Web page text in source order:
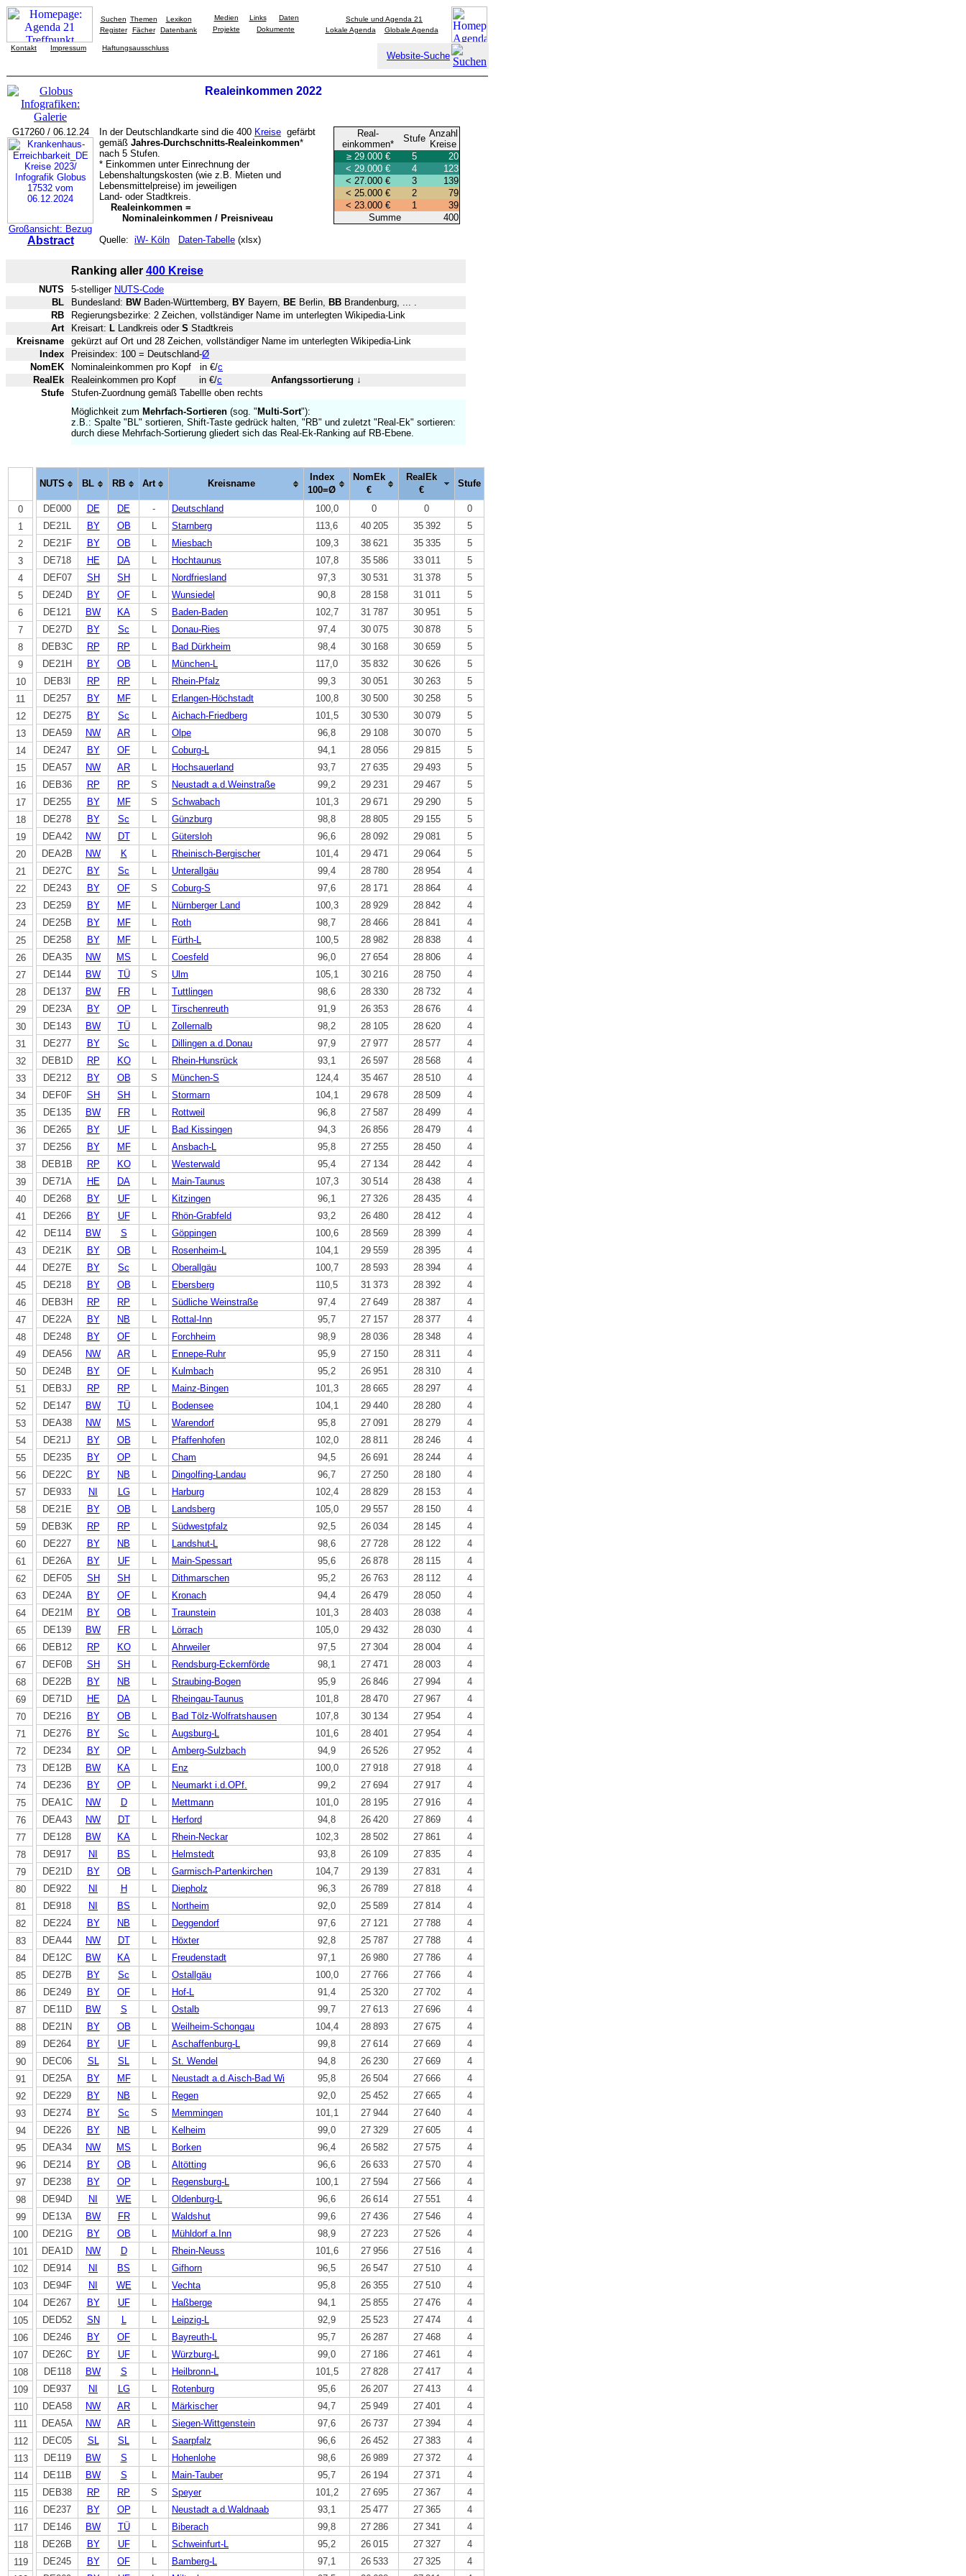
Suchen Themen
Lexikon
Register
Fächer Datenbank
Medien Links
Daten
Projekte
Dokumente
Schule und Agenda 21
Lokale Agenda
Globale Agenda
Kontakt Impressum Haftungsausschluss
Website-Suche
Realeinkommen 2022
G17260 / 06.12.24
Großansicht: Bezug
Abstract
In der Deutschlandkarte sind die 400 Kreise gefärbt
gemäß Jahres-Durchschnitts-Realeinkommen*
nach 5 Stufen.
* Einkommen unter Einrechnung der
Lebenshaltungskosten (wie z.B. Mieten und
Lebensmittelpreise) im jeweiligen
Land- oder Stadtkreis.
Realeinkommen =
Nominaleinkommen / Preisniveau
Quelle: iW- Köln Daten-Tabelle (xlsx)
Real-
einkommen*
Stufe Anzahl
Kreise
≥ 29.000 €
5
20
< 29.000 €
4
123
< 27.000 €
3
139
< 25.000 €
2
79
< 23.000 €
1
39
Summe
400
Ranking aller 400 Kreise
NUTS 5-stelliger NUTS-Code
BL
Bundesland: BWBaden-Württemberg, BY Bayern, BE Berlin, BB Brandenburg, ... .
RB
Regierungsbezirke: 2 Zeichen, vollständiger Name im unterlegten Wikipedia-Link
Art
Kreisart: L Landkreis oder S Stadtkreis
Kreisname
gekürzt auf Ort und 28 Zeichen, vollständiger Name im unterlegten Wikipedia-Link
Index
Preisindex: 100 = Deutschland-Ø
NomEK
Nominaleinkommen pro Kopf in €/c
RealEk
Realeinkommen pro Kopf in €/c Anfangssortierung ↓
Stufe
Stufen-Zuordnung gemäß Tabellle oben rechts
Möglichkeit zum Mehrfach-Sortieren (sog. " Multi-Sort"):
z.B.: Spalte "BL" sortieren, Shift-Taste gedrück halten, "RB" und zuletzt "Real-Ek" sortieren:
durch diese Mehrfach-Sortierung gliedert sich das Real-Ek-Ranking auf RB-Ebene.
0
1
2
3
4
5
6
7
8
9
10
11
12
13
14
15
16
17
18
19
20
21
22
23
24
25
26
27
28
29
30
31
32
33
34
35
36
37
38
39
40
41
42
43
44
45
46
47
48
49
50
51
52
53
54
55
56
57
58
59
60
61
62
63
64
65
66
67
68
69
70
71
72
73
74
75
76
77
78
79
80
81
82
83
84
85
86
87
88
89
90
91
92
93
94
95
96
97
98
99
100
101
102
103
104
105
106
107
108
109
110
111
112
113
114
115
116
117
118
119
DE000 DE DE - Deutschland 100,0 0 0 0
NUTS BL RB Art Kreisname
Index
100=Ø
NomEk
€
RealEk
€
Stufe
DE21L BY OB L Starnberg 113,6 40 205 35 392
5
DE21F
BY OB L Miesbach 109,3 38 621 35 335
5
DE718
HE DA L Hochtaunus 107,8 35 586 33 011
5
DEF07
SH SH L Nordfriesland 97,3 30 531 31 378
5
DE24D
BY OF L Wunsiedel 90,8 28 158 31 011
5
DE121
BW KA S Baden-Baden 102,7 31 787 30 951
5
DE27D
BY Sc L Donau-Ries 97,4 30 075 30 878
5
DEB3C
RP RP L Bad Dürkheim 98,4 30 168 30 659
5
DE21H
BY OB L München-L 117,0 35 832 30 626
5
DEB3I
RP RP L Rhein-Pfalz 99,3 30 051 30 263
5
DE257
BY MF L Erlangen-Höchstadt 100,8 30 500 30 258
5
DE275
BY Sc L Aichach-Friedberg 101,5 30 530 30 079
5
DEA59
NW AR L Olpe 96,8 29 108 30 070
5
DE247
BY OF L Coburg-L 94,1 28 056 29 815
5
DEA57
NW AR L Hochsauerland 93,7 27 635 29 493
5
DEB36
RP RP S Neustadt a.d.Weinstraße 99,2 29 231 29 467
5
DE255
BY MF S Schwabach 101,3 29 671 29 290
5
DE278
BY Sc L Günzburg 98,8 28 805 29 155
5
DEA42
NW DT L Gütersloh 96,6 28 092 29 081
5
DEA2B
NW K L Rheinisch-Bergischer 101,4 29 471 29 064
5
DE27C
BY Sc L Unterallgäu 99,4 28 780 28 954
4
DE243
BY OF S Coburg-S 97,6 28 171 28 864
4
DE259
BY MF L Nürnberger Land 100,3 28 929 28 842
4
DE25B
BY MF L Roth 98,7 28 466 28 841
4
DE258
BY MF L Fürth-L 100,5 28 982 28 838
4
DEA35
NW MS L Coesfeld 96,0 27 654 28 806
4
DE144
BW TÜ S Ulm 105,1 30 216 28 750
4
DE137
BW FR L Tuttlingen 98,6 28 330 28 732
4
DE23A
BY OP L Tirschenreuth 91,9 26 353 28 676
4
DE143
BW TÜ L Zollernalb 98,2 28 105 28 620
4
DE277
BY Sc L Dillingen a.d.Donau 97,9 27 977 28 577
4
DEB1D
RP KO L Rhein-Hunsrück 93,1 26 597 28 568
4
DE212
BY OB S München-S 124,4 35 467 28 510
4
DEF0F
SH SH L Stormarn 104,1 29 678 28 509
4
DE135
BW FR L Rottweil 96,8 27 587 28 499
4
DE265
BY UF L Bad Kissingen 94,3 26 856 28 479
4
DE256
BY MF L Ansbach-L 95,8 27 255 28 450
4
DEB1B
RP KO L Westerwald 95,4 27 134 28 442
4
DE71A
HE DA L Main-Taunus 107,3 30 514 28 438
4
DE268
BY UF L Kitzingen 96,1 27 326 28 435
4
DE266
BY UF L Rhön-Grabfeld 93,2 26 480 28 412
4
DE114
BW S L Göppingen 100,6 28 569 28 399
4
DE21K
BY OB L Rosenheim-L 104,1 29 559 28 395
4
DE27E
BY Sc L Oberallgäu 100,7 28 593 28 394
4
DE218
BY OB L Ebersberg 110,5 31 373 28 392
4
DEB3H
RP RP L Südliche Weinstraße 97,4 27 649 28 387
4
DE22A
BY NB L Rottal-Inn 95,7 27 157 28 377
4
DE248
BY OF L Forchheim 98,9 28 036 28 348
4
DEA56
NW AR L Ennepe-Ruhr 95,9 27 150 28 311
4
DE24B
BY OF L Kulmbach 95,2 26 951 28 310
4
DEB3J
RP RP L Mainz-Bingen 101,3 28 665 28 297
4
DE147
BW TÜ L Bodensee 104,1 29 440 28 280
4
DEA38
NW MS L Warendorf 95,8 27 091 28 279
4
DE21J
BY OB L Pfaffenhofen 102,0 28 811 28 246
4
DE235
BY OP L Cham 94,5 26 691 28 244
4
DE22C
BY NB L Dingolfing-Landau 96,7 27 250 28 180
4
DE933
NI LG L Harburg 102,4 28 829 28 153
4
DE21E
BY OB L Landsberg 105,0 29 557 28 150
4
DEB3K
RP RP L Südwestpfalz 92,5 26 034 28 145
4
DE227
BY NB L Landshut-L 98,6 27 728 28 122
4
DE26A
BY UF L Main-Spessart 95,6 26 878 28 115
4
DEF05
SH SH L Dithmarschen 95,2 26 763 28 112
4
DE24A
BY OF L Kronach 94,4 26 479 28 050
4
DE21M
BY OB L Traunstein 101,3 28 403 28 038
4
DE139
BW FR L Lörrach 105,0 29 432 28 030
4
DEB12
RP KO L Ahrweiler 97,5 27 304 28 004
4
DEF0B
SH SH L Rendsburg-Eckernförde 98,1 27 471 28 003
4
DE22B
BY NB L Straubing-Bogen 95,9 26 846 27 994
4
DE71D
HE DA L Rheingau-Taunus 101,8 28 470 27 967
4
DE216
BY OB L Bad Tölz-Wolfratshausen 107,8 30 134 27 954
4
DE276
BY Sc L Augsburg-L 101,6 28 401 27 954
4
DE234
BY OP L Amberg-Sulzbach 94,9 26 526 27 952
4
DE12B
BW KA L Enz 100,0 27 918 27 918
4
DE236
BY OP L Neumarkt i.d.OPf. 99,2 27 694 27 917
4
DEA1C
NW D L Mettmann 101,0 28 195 27 916
4
DEA43
NW DT L Herford 94,8 26 420 27 869
4
DE128
BW KA L Rhein-Neckar 102,3 28 502 27 861
4
DE917
NI BS L Helmstedt 93,8 26 109 27 835
4
DE21D
BY OB L Garmisch-Partenkirchen 104,7 29 139 27 831
4
DE922
NI H L Diepholz 96,3 26 789 27 818
4
DE918
NI BS L Northeim 92,0 25 589 27 814
4
DE224
BY NB L Deggendorf 97,6 27 121 27 788
4
DEA44
NW DT L Höxter 92,8 25 787 27 788
4
DE12C
BW KA L Freudenstadt 97,1 26 980 27 786
4
DE27B
BY Sc L Ostallgäu 100,0 27 766 27 766
4
DE249
BY OF L Hof-L 91,4 25 320 27 702
4
DE11D
BW S L Ostalb 99,7 27 613 27 696
4
DE21N
BY OB L Weilheim-Schongau 104,4 28 893 27 675
4
DE264
BY UF L Aschaffenburg-L 99,8 27 614 27 669
4
DEC06
SL SL L St. Wendel 94,8 26 230 27 669
4
DE25A
BY MF L Neustadt a.d.Aisch-Bad Wi 95,8 26 504 27 666
4
DE229
BY NB L Regen 92,0 25 452 27 665
4
DE274
BY Sc S Memmingen 101,1 27 944 27 640
4
DE226
BY NB L Kelheim 99,0 27 329 27 605
4
DEA34
NW MS L Borken 96,4 26 582 27 575
4
DE214
BY OB L Altötting 96,6 26 633 27 570
4
DE238
BY OP L Regensburg-L 100,1 27 594 27 566
4
DE94D
NI WE L Oldenburg-L 96,6 26 614 27 551
4
DE13A
BW FR L Waldshut 99,6 27 436 27 546
4
DE21G
BY OB L Mühldorf a.Inn 98,9 27 223 27 526
4
DEA1D
NW D L Rhein-Neuss 101,6 27 956 27 516
4
DE914
NI BS L Gifhorn 96,5 26 547 27 510
4
DE94F
NI WE L Vechta 95,8 26 355 27 510
4
DE267
BY UF L Haßberge 94,1 25 855 27 476
4
DED52
SN L L Leipzig-L 92,9 25 523 27 474
4
DE246
BY OF L Bayreuth-L 95,7 26 287 27 468
4
DE26C
BY UF L Würzburg-L 99,0 27 186 27 461
4
DE118
BW S L Heilbronn-L 101,5 27 828 27 417
4
DE937
NI LG L Rotenburg 95,6 26 207 27 413
4
DEA58
NW AR L Märkischer 94,7 25 949 27 401
4
DEA5A
NW AR L Siegen-Wittgenstein 97,6 26 737 27 394
4
DEC05
SL SL L Saarpfalz 96,6 26 452 27 383
4
DE119
BW S L Hohenlohe 98,6 26 989 27 372
4
DE11B
BW S L Main-Tauber 95,7 26 194 27 371
4
DEB38
RP RP S Speyer 101,2 27 695 27 367
4
DE237
BY OP L Neustadt a.d.Waldnaab 93,1 25 477 27 365
4
DE146
BW TÜ L Biberach 99,8 27 286 27 341
4
DE26B
BY UF L Schweinfurt-L 95,2 26 015 27 327
4
DE245
BY OF L Bamberg-L 97,1 26 533 27 325
4